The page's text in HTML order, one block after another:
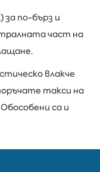
за по-бърз и
част на
влакче
такси на
са и